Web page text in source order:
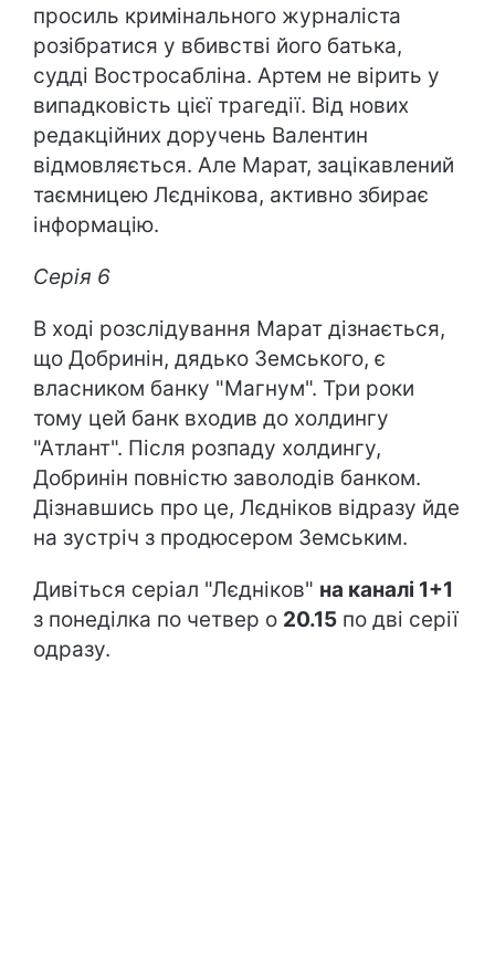
просиль кримінального журналіста
розібратися у вбивстві його батька,
судді Востросабліна. Артем не вірить у
випадковість цієї трагедії. Від нових
редакційних доручень Валентин
відмовляється. Але Марат, зацікавлений
таємницею Лєднікова, активно збирає
інформацію.
Серія 6
В ході розслідування Марат дізнається,
що Добринін, дядько Земського, є
власником банку "Магнум". Три роки
тому цей банк входив до холдингу
"Атлант". Після розпаду холдингу,
Добринін повністю заволодів банком.
Дізнавшись про це, Лєдніков відразу йде
на зустріч з продюсером Земським.
Дивіться серіал "Лєдніков" на каналі 1+1
з понеділка по четвер о 20.15 по дві серії
одразу.